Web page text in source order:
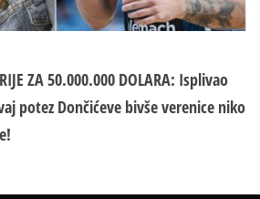
ZA 50.000.000 DOLARA: Isplivao
potez Dončićeve bivše verenice niko